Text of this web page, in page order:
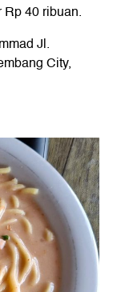
40 ribuan.
Jl.
City,